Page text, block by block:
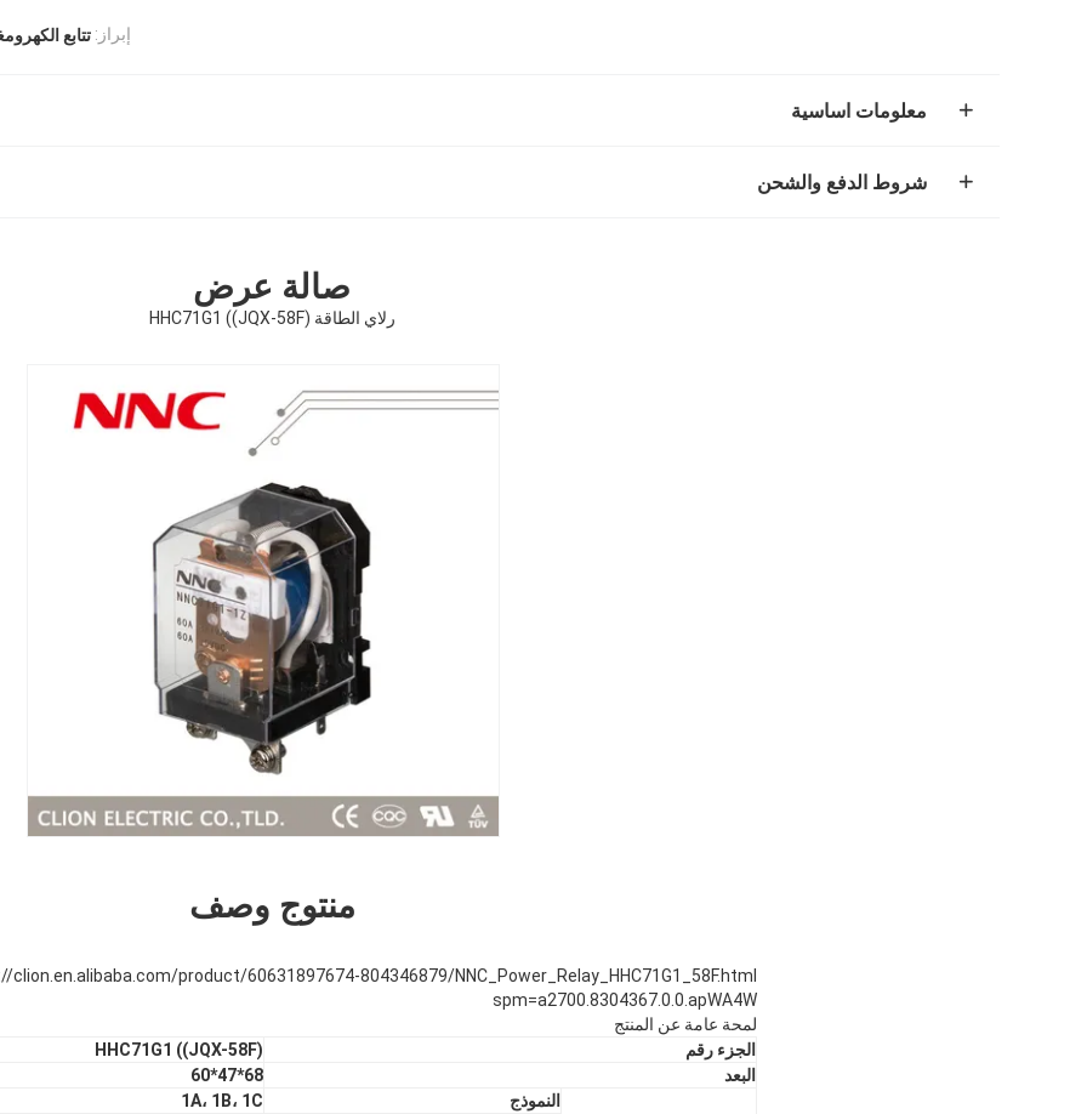
إبراز: تتابع
معلومات اساسية
شروط الدفع والشحن
صالة عرض
رلاي الطاقة HHC71G1 ((JQX-58F)
منتوج وصف
spm=a2700.8304367.0.0.apWA4W
لمحة عامة عن المنتج
الجزء رقم
HHC71G1 ((JQX-58F)
البعد
68*47*60
النموذج
1A، 1B، 1C